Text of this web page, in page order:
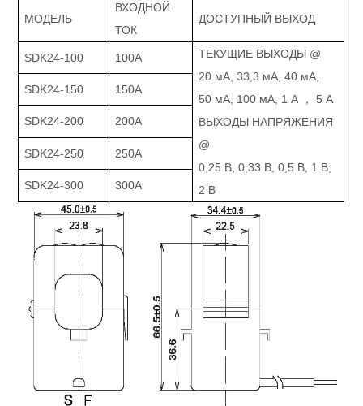
МОДЕЛЬ
ВХОДНОЙ
ТОК
ДОСТУПНЫЙ ВЫХОД
SDK24-100 100А
ТЕКУЩИЕ ВЫХОДЫ @
20 мА, 33,3 мА, 40 мА,
50 мА, 100 мА, 1 А ， 5 А
ВЫХОДЫ НАПРЯЖЕНИЯ
@
0,25 В, 0,33 В, 0,5 В, 1 В,
2 В
SDK24-150 150A
SDK24-200 200А
SDK24-250 250А
SDK24-300 300А